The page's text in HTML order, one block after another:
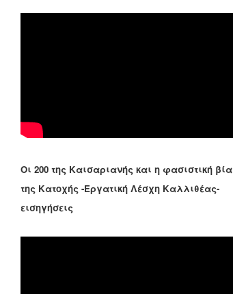
Οι 200 της Καισαριανής και η φασιστική βία
της Κατοχής -Εργατική Λέσχη Καλλιθέας-
εισηγήσεις